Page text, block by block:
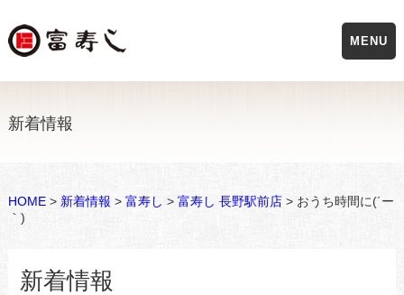
新着情報
HOME> 新着情報 > 富寿し > 富寿し 長野駅前店> おうち時間に(´ー
｀)
新着情報
MENU